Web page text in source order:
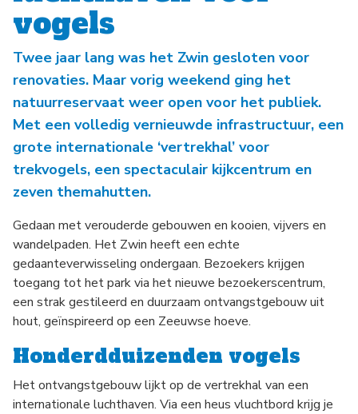
vogels
Twee jaar lang was het Zwin gesloten voor
renovaties. Maar vorig weekend ging het
natuurreservaat weer open voor het publiek.
Met een volledig vernieuwde infrastructuur, een
grote internationale ‘vertrekhal’ voor
trekvogels, een spectaculair kijkcentrum en
zeven themahutten.
Gedaan met verouderde gebouwen en kooien, vijvers en
wandelpaden. Het Zwin heeft een echte
gedaanteverwisseling ondergaan. Bezoekers krijgen
toegang tot het park via het nieuwe bezoekerscentrum,
een strak gestileerd en duurzaam ontvangstgebouw uit
hout, geïnspireerd op een Zeeuwse hoeve.
Honderdduizenden vogels
Het ontvangstgebouw lijkt op de vertrekhal van een
internationale luchthaven. Via een heus vluchtbord krijg je